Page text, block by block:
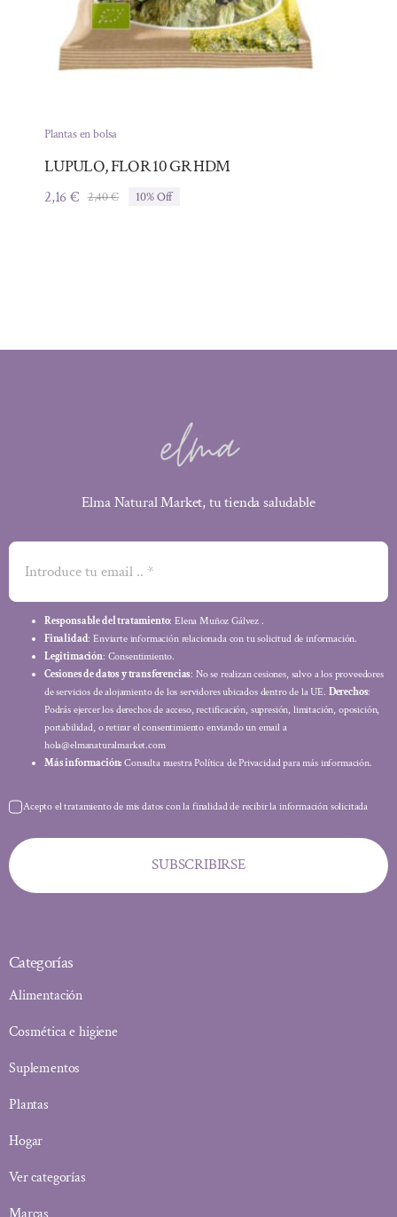
Plantas en bolsa
LUPULO, FLOR 10 GR HDM
2,40€El
2,16€
El
10% Off
Elma Natural Market, tu tienda saludable
Responsable del tratamiento: Elena Muñoz Gálvez .
Finalidad: Enviarte información relacionada con tu solicitud de información.
Legitimación: Consentimiento.
Cesiones de datos y transferencias: No se realizan cesiones, salvo a los proveedores
de servicios de alojamiento de los servidores ubicados dentro de la UE. Derechos:
Podrás ejercer los derechos de acceso, rectificación, supresión, limitación, oposición,
portabilidad, o retirar el consentimiento enviando un email a
hola@elmanaturalmarket.com
Más información: Consulta nuestra Política de Privacidad para más información.
Acepto el tratamiento de mis datos con la finalidad de recibir la información solicitada
SUBSCRIBIRSE
Categorías
Alimentación
Cosmética e higiene
Suplementos
Plantas
Hogar
Ver categorías